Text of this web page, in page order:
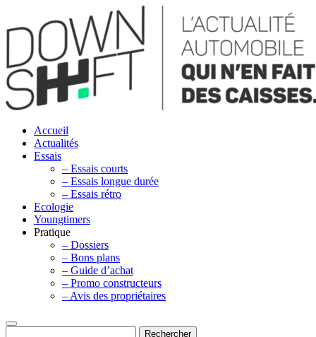
Accueil
Actualités
Essais
– Essais courts
– Essais longue durée
– Essais rétro
Ecologie
Youngtimers
Pratique
– Dossiers
– Bons plans
– Guide d’achat
– Promo constructeurs
– Avis des propriétaires